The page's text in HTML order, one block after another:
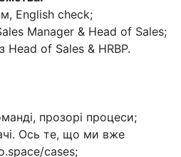
English сheck;
Manager & Head of Sales;
Head of Sales & HRBP.
прозорі процеси;
Ось те, що ми вже
cases;